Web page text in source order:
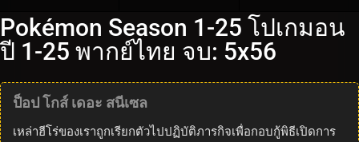
Pokémon Season 1-25 โปเกมอน
ปี 1-25 พากย์ไทย จบ: 5x56
ป็อป โกส์ เดอะ สนีเซล
เหล่าฮีโร่ของเราถูกเรียกตัวไปปฏิบัติภารกิจเพื่อกอบกู้พิธีเปิดการ